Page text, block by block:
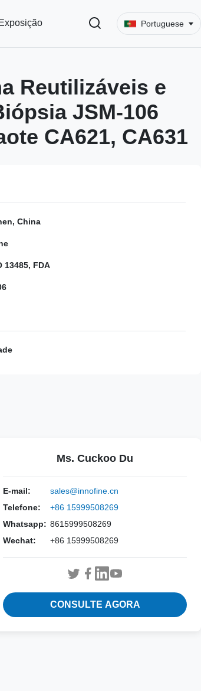
Exposição Portuguese
Reutilizáveis e
JSM-106
CA621, CA631
China
13485, FDA
Ms. Cuckoo Du
E-mail:
sales@innofine.cn
Telefone:
+86 15999508269
Whatsapp: 8615999508269
Wechat:
+86 15999508269
CONSULTE AGORA